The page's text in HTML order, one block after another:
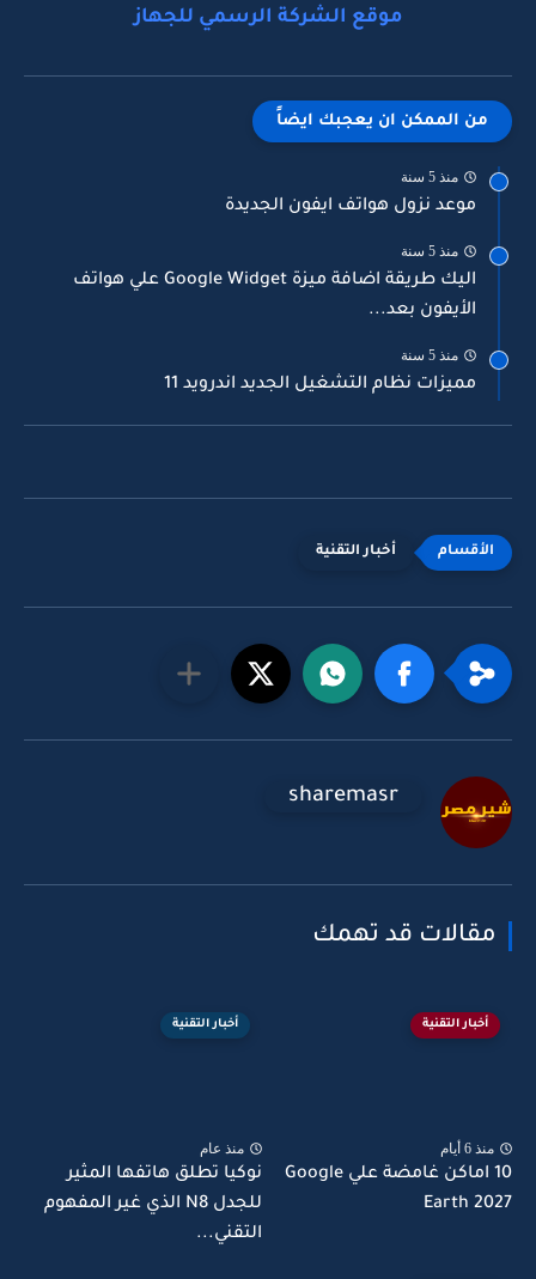
موقع الشركة الرسمي للجهاز
من الممكن ان يعجبك ايضاً
منذ 5 سنة
موعد نزول هواتف ايفون الجديدة
منذ 5 سنة
اليك طريقة اضافة ميزة Google Widget علي هواتف
الأيفون بعد...
منذ 5 سنة
مميزات نظام التشغيل الجديد اندرويد 11
أخبار التقنية
sharemasr
مقالات قد تهمك
أخبار التقنية
منذ 6 أيام
10 اماكن غامضة علي Google
Earth 2027
أخبار التقنية
منذ عام
نوكيا تطلق هاتفها المثير
للجدل N8 الذي غير المفهوم
التقني...